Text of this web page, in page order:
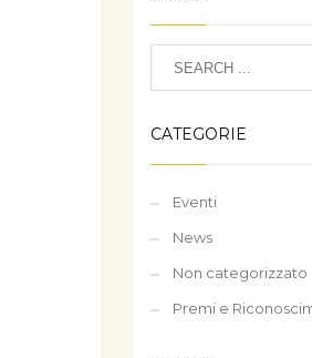
CATEGORIE
Eventi
News
Non categorizzato
Premi e